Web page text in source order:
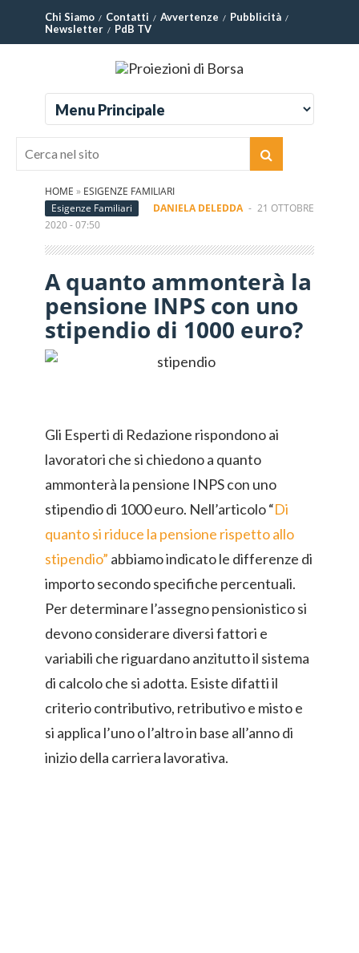
Chi Siamo Contatti Avvertenze
Pubblicità
Newsletter
PdB TV
HOME » ESIGENZE FAMILIARI
Esigenze Familiari
DANIELA DELEDDA - 21 OTTOBRE
2020 - 07:50
A quanto ammonterà la
pensione INPS con uno
stipendio di 1000 euro?
Gli Esperti di Redazione rispondono ai
lavoratori che si chiedono a quanto
ammonterà la pensione INPS con uno
stipendio di 1000 euro. Nell’articolo “Di
quanto si riduce la pensione rispetto allo
stipendio” abbiamo indicato le differenze di
importo secondo specifiche percentuali.
Per determinare l’assegno pensionistico si
devono considerare diversi fattori e
variabili che riguardano anzitutto il sistema
di calcolo che si adotta. Esiste difatti il
criterio contributivo, retributivo e misto e
si applica l’uno o l’altro in base all’anno di
inizio della carriera lavorativa.